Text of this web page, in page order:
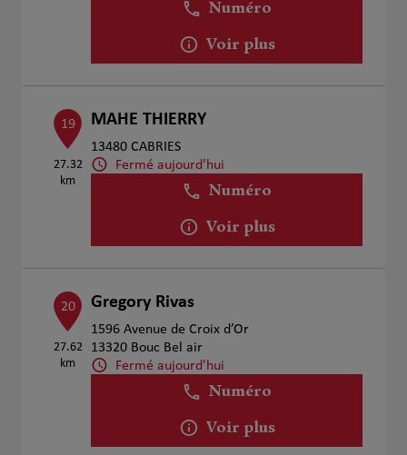
Numéro
Voir plus
19
27.32
km
MAHE THIERRY
13480 CABRIES
Fermé aujourd'hui
Numéro
Voir plus
20
27.62
km
Gregory Rivas
1596 Avenue de Croix d’Or
13320 Bouc Bel air
Fermé aujourd'hui
Numéro
Voir plus